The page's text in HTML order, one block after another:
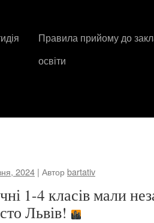
Правила прийому до
освіти
2024 | Авторbartativ
1-4 класів мали
Львів!